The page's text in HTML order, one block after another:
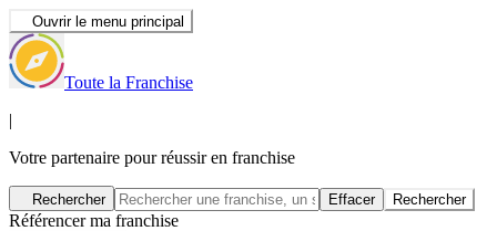
Ouvrir le menu principal
Toute la Franchise
|
Votre partenaire pour réussir en franchise
Rechercher Effacer Rechercher
Référencer ma franchise